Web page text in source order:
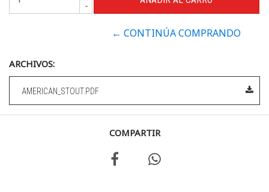
-
← CONTINÚA COMPRANDO
ARCHIVOS:
AMERICAN_STOUT.PDF
COMPARTIR